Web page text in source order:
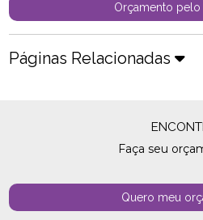
Orçamento pelo
Páginas Relacionadas
Faça seu
Quero meu